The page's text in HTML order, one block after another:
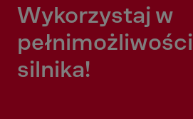
Wykorzystaj w
pełnimożliwości
silnika!